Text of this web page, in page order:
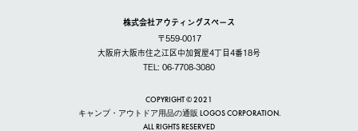
株式会社アウティングスペース
〒559-0017
大阪府大阪市住之江区中加賀屋4丁目4番18号
TEL: 06-7708-3080
COPYRIGHT © 2021
キャンプ・アウトドア用品の通販 LOGOS CORPORATION.
ALL RIGHTS RESERVED